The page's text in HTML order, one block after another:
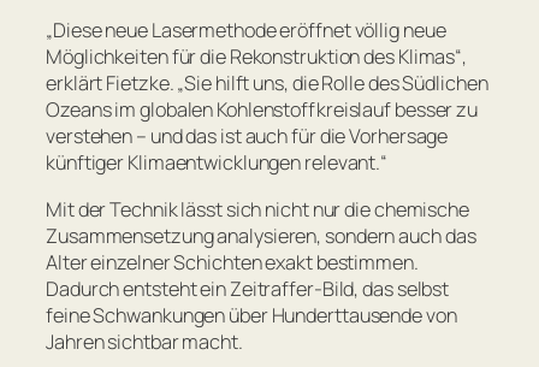
„Diese neue Lasermethode eröffnet völlig neue
Möglichkeiten für die Rekonstruktion des Klimas“,
erklärt Fietzke.„Sie hilft uns, die Rolle des Südlichen
Ozeans im globalen Kohlenstoffkreislauf besser zu
verstehen – und das ist auch für die Vorhersage
künftiger Klimaentwicklungen relevant.“
Mit der Technik lässt sich nicht nur die chemische
Zusammensetzung analysieren, sondern auch das
Alter einzelner Schichten exakt bestimmen.
Dadurch entsteht ein Zeitraffer-Bild, das selbst
feine Schwankungen über Hunderttausende von
Jahren sichtbar macht.